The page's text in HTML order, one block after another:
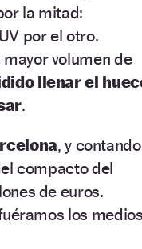
la mitad:
por el otro.
volumen de
llenar el
.
, y contando
compacto del
de euros.
los medios